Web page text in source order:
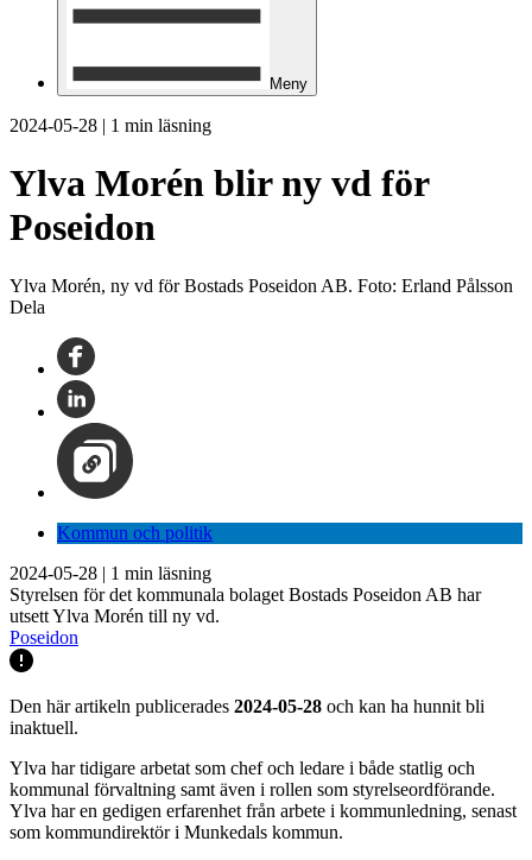
Meny
2024-05-28 | 1 min läsning
Ylva Morén blir ny vd för
Poseidon
Ylva Morén, ny vd för Bostads Poseidon AB. Foto: Erland Pålsson
Dela
Kommun och politik
2024-05-28 | 1 min läsning
Styrelsen för det kommunala bolaget Bostads Poseidon AB har
utsett Ylva Morén till ny vd.
Poseidon
Den här artikeln publicerades 2024-05-28 och kan ha hunnit bli
inaktuell.
Ylva har tidigare arbetat som chef och ledare i både statlig och
kommunal förvaltning samt även i rollen som styrelseordförande.
Ylva har en gedigen erfarenhet från arbete i kommunledning, senast
som kommundirektör i Munkedals kommun.